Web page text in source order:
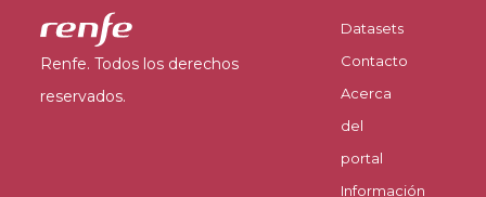
Renfe. Todos los derechos
reservados.
Datasets
Contacto
Acerca
del
portal
Información